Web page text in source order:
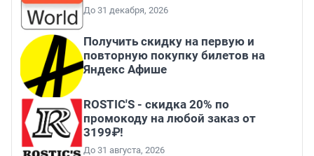
До 31 декабря, 2026
Получить скидку на первую и
повторную покупку билетов на
Яндекс Афише
ROSTIC'S - скидка 20% по
промокоду на любой заказ от
3199₽!
До 31 августа, 2026